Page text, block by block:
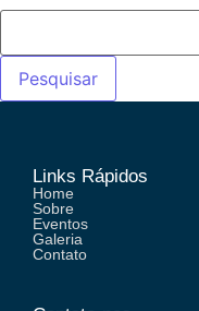
Links Rápidos
Home
Sobre
Eventos
Galeria
Contato